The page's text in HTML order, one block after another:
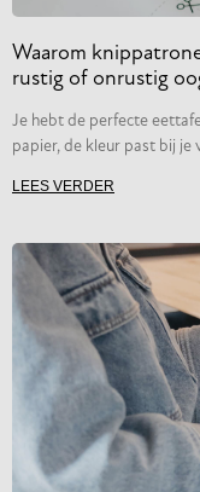
Waarom
rustig of onrustig
Je hebt de perfecte
papier, de kleur past bij je
LEES VERDER